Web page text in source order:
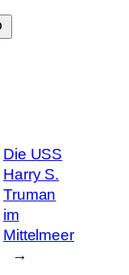
Die USS
Harry S.
Truman
im
Mittelmeer
→